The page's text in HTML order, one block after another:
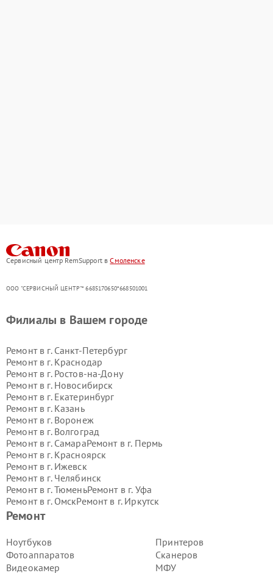
Сервисный центр RemSupport вСмоленске
ООО "СЕРВИСНЫЙ ЦЕНТР"* 6685170650*668501001
Ремонт
Ноутбуков
Фотоаппаратов
Видеокамер
Принтеров
Сканеров
МФУ
Филиалы в Вашем городе
Ремонт в г. Санкт-Петербург
Ремонт в г. Краснодар
Ремонт в г. Ростов-на-Дону
Ремонт в г. Новосибирск
Ремонт в г. Екатеринбург
Ремонт в г. Казань
Ремонт в г. Воронеж
Ремонт в г. Волгоград
Ремонт в г. СамараРемонт в г. Пермь
Ремонт в г. Красноярск
Ремонт в г. Ижевск
Ремонт в г. Челябинск
Ремонт в г.ТюменьРемонт в г. Уфа
Ремонт в г. ОмскРемонт в г. Иркутск
Ремонт в г.
Ремонт в г.
Ремонт в г.
Ремонт в г.Хабаровск